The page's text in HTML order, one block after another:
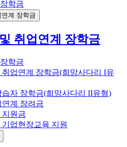
학금
계 장학금
취업연계 장학금
학금
취업연계 장학금(희망사다리 I유
습자 장학금(희망사다리 II유형)
연계 장려금
지원금
업현장교육 지원